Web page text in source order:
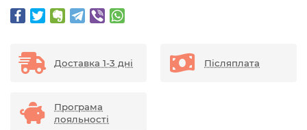
Доставка 1-3 дні Післяплата
Програма
лояльності